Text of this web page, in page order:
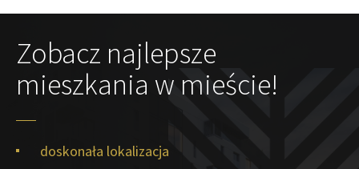
Zobacz najlepsze
mieszkania w mieście!
doskonała lokalizacja